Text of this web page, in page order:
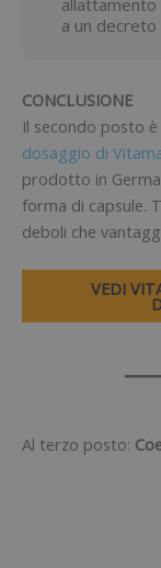
allattamento
a un
CONCLUSIONE
Il secondo posto
dosaggio di
prodotto in
forma di capsule.
deboli che
VEDI
Al terzo posto: